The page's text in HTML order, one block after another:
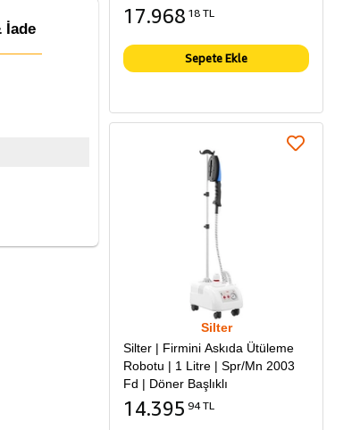
İade
Makinesi
17.968 18 TL
Sepete Ekle
Silter
Silter | Firmini Askıda Ütüleme
Robotu | 1 Litre | Spr/Mn 2003
Fd | Döner Başlıklı
14.395 94 TL